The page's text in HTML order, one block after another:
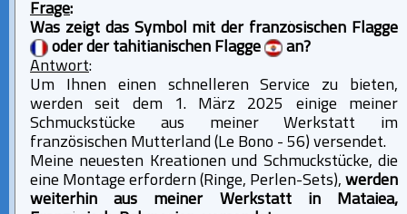
Frage:
Was zeigt das Symbol mit der französischen Flagge
oder der tahitianischen Flagge
an?
Antwort:
Um Ihnen einen schnelleren Service zu bieten,
werden seit dem 1. März 2025 einige meiner
Schmuckstücke aus meiner Werkstatt im
französischen Mutterland (Le Bono - 56) versendet.
Meine neuesten Kreationen und Schmuckstücke, die
eine Montage erfordern (Ringe, Perlen-Sets),werden
weiterhin aus meiner Werkstatt in Mataiea,